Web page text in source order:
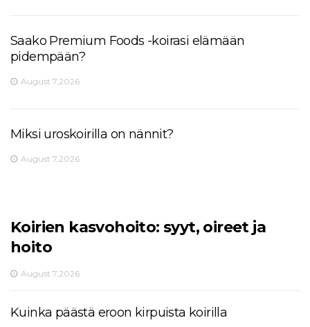
Saako Premium Foods -koirasi elämään
pidempään?
August 7,2026
Miksi uroskoirilla on nännit?
August 7,2026
Koirien kasvohoito: syyt, oireet ja
hoito
August 7,2026
Kuinka päästä eroon kirpuista koirilla